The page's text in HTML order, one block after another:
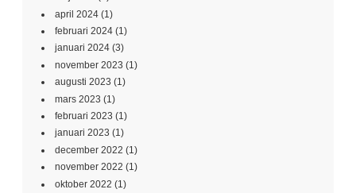
april 2024 (1)
februari 2024 (1)
januari 2024 (3)
november 2023 (1)
augusti 2023 (1)
mars 2023 (1)
februari 2023 (1)
januari 2023 (1)
december 2022 (1)
november 2022 (1)
oktober 2022 (1)